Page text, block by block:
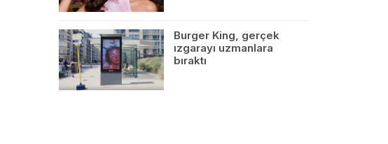
Burger King, gerçek
ızgarayı uzmanlara
bıraktı